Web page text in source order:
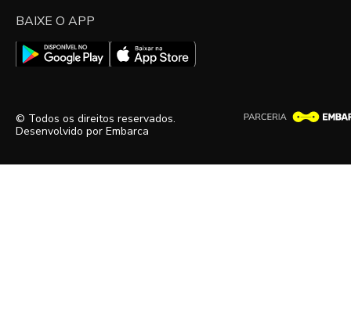
BAIXE O APP
© Todos os direitos reservados.
Desenvolvido por Embarca